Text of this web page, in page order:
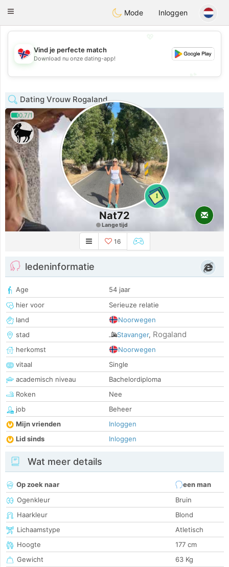
EkteNordmenn
Toggle
Mode Inloggen
💖
💕
Vind je perfecte match
Download nu onze dating-app!
Dating Vrouw Rogaland
0.7/1
1
Nat72
Lange tijd
16
ledeninformatie
Age
54 jaar
hier voor
Serieuze relatie
land
Noorwegen
stad
Stavanger, Rogaland
herkomst
Noorwegen
vitaal
Single
academisch niveau
Bachelordiploma
Roken
Nee
job
Beheer
Mijn vrienden
Inloggen
Lid sinds
Inloggen
Wat meer details
Op zoek naar
een man
Ogenkleur
Bruin
Haarkleur
Blond
Lichaamstype
Atletisch
Hoogte
177 cm
Gewicht
63 Kg